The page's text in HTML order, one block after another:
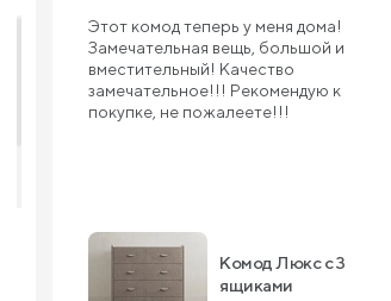
Этот комод теперь у меня дома!
Замечательная вещь, большой и
вместительный! Качество
замечательное!!! Рекомендую к
покупке, не пожалеете!!!
Комод Люкс с 3
ящиками